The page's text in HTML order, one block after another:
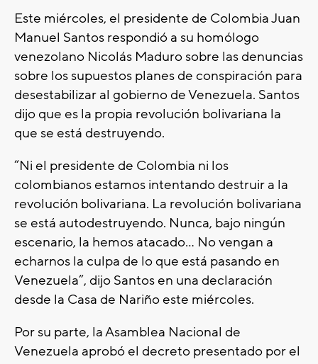
Este miércoles, el presidente de Colombia Juan
Manuel Santos respondió a su homólogo
venezolano Nicolás Maduro sobre las denuncias
sobre los supuestos planes de conspiración para
desestabilizar al gobierno de Venezuela. Santos
dijo que es la propia revolución bolivariana la
que se está destruyendo.
“Ni el presidente de Colombia ni los
colombianos estamos intentando destruir a la
revolución bolivariana. La revolución bolivariana
se está autodestruyendo. Nunca, bajo ningún
escenario, la hemos atacado… No vengan a
echarnos la culpa de lo que está pasando en
Venezuela”, dijo Santos en una declaración
desde la Casa de Nariño este miércoles.
Por su parte, la Asamblea Nacional de
Venezuela aprobó el decreto presentado por el